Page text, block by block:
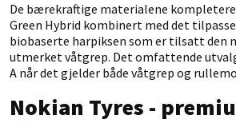
De bærekraftige materialene
Green Hybrid kombinert med det
biobaserte harpiksen som er tilsatt
utmerket våtgrep. Det omfattende
A når det gjelder både våtgrep og
Nokian Tyres -